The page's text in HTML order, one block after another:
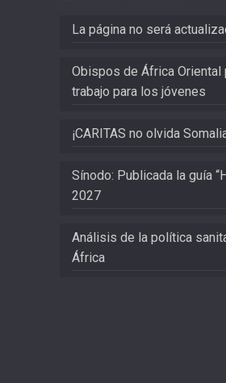
La página no será
Obispos de África Oriental
trabajo para los jóvenes
¡CARITAS no olvida
Sínodo: Publicada la guía
2027
Análisis de la política
África